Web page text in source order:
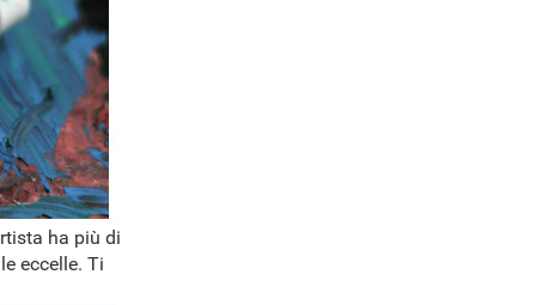
ha più di
eccelle. Ti